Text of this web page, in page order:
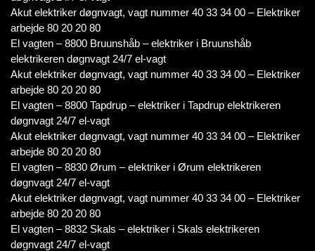
Akut elektriker døgnvagt, vagt nummer 40 33 34 00 – Elektriker
arbejde 80 20 20 80
El vagten – 8800 Bruunshåb – elektriker i Bruunshåb
elektrikeren døgnvagt 24/7 el-vagt
Akut elektriker døgnvagt, vagt nummer 40 33 34 00 – Elektriker
arbejde 80 20 20 80
El vagten – 8800 Tapdrup – elektriker i Tapdrup elektrikeren
døgnvagt 24/7 el-vagt
Akut elektriker døgnvagt, vagt nummer 40 33 34 00 – Elektriker
arbejde 80 20 20 80
El vagten – 8830 Ørum – elektriker i Ørum elektrikeren
døgnvagt 24/7 el-vagt
Akut elektriker døgnvagt, vagt nummer 40 33 34 00 – Elektriker
arbejde 80 20 20 80
El vagten – 8832 Skals – elektriker i Skals elektrikeren
døgnvagt 24/7 el-vagt